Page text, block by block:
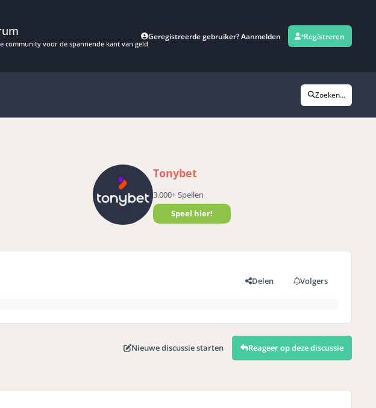
community voor de spannende kant van geld
Geregistreerde gebruiker? Aanmelden Registreren
Zoeken...
Tonybet
3.000+ Spellen
Speel hier!
Delen Volgers
Nieuwe discussie starten Reageer op deze discussie